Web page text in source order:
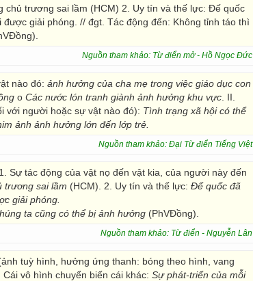
trương sai lầm (HCM) 2. Uy tín và thế lực: Đế quốc
giải phóng. // đgt. Tác động đến: Không tỉnh táo thì
Nguồn tham khảo: Từ điển mở - Hồ Ngọc Đức
nào đó: ảnh hưởng của cha mẹ trong việc giáo dục con
o Các nước lón tranh giành ảnh hưởng khu vực . II.
với người hoặc sự vật nào đó): Tình trạng xã hội có thể
ảnh ảnh hưởng lớn đến lớp trẻ.
Nguồn tham khảo: Đại Từ điển Tiếng Việt
Sự tác động của vật nọ đến vật kia, của người này đến
trương sai lầm (HCM). 2. Uy tín và thế lực: Đế quốc đã
giải phóng.
ta cũng có thể bị ảnh hưởng (PhVĐồng).
Nguồn tham khảo: Từ điển - Nguyễn Lân
tuỳ hình, hưởng ứng thanh: bóng theo hình, vang
vô hình chuyển biến cái khác: Sự phát-triển của mỗi